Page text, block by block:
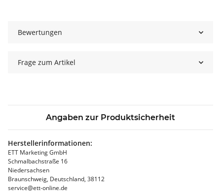
Bewertungen
Frage zum Artikel
Angaben zur Produktsicherheit
Herstellerinformationen:
ETT Marketing GmbH
Schmalbachstraße 16
Niedersachsen
Braunschweig, Deutschland, 38112
service@ett-online.de